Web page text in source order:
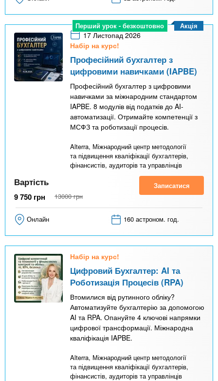
Перший урок - безкоштовно
17 Листопад 2026
Набір на курс!
Професійний бухгалтер з
цифровими навичками (IAPBE)
Професійний бухгалтер з цифровими
навичками за міжнародним стандартом
IAPBE. 8 модулів від податків до AI-
автоматизації. Отримайте компетенції з
МСФЗ та роботизації процесів.
Alterra, Міжнародний центр методології
та підвищення кваліфікації бухгалтерів,
фінансистів, аудиторів та управлінців
Акція
Вартість
9 750 грн 13000 грн
Записатися
Онлайн 160 астроном. год.
Набір на курс!
Цифровий Бухгалтер: AI та
Роботизація Процесів (RPA)
Втомилися від рутинного обліку?
Автоматизуйте бухгалтерію за допомогою
AI та RPA. Опануйте 4 ключові напрямки
цифрової трансформації. Міжнародна
кваліфікація IAPBE.
Alterra, Міжнародний центр методології
та підвищення кваліфікації бухгалтерів,
фінансистів, аудиторів та управлінців